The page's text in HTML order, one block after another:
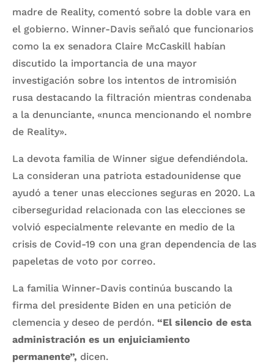
madre de Reality, comentó sobre la doble vara en
el gobierno. Winner-Davis señaló que funcionarios
como la ex senadora Claire McCaskill habían
discutido la importancia de una mayor
investigación sobre los intentos de intromisión
rusa destacando la filtración mientras condenaba
a la denunciante, «nunca mencionando el nombre
de Reality».
La devota familia de Winner sigue defendiéndola.
La consideran una patriota estadounidense que
ayudó a tener unas elecciones seguras en 2020. La
ciberseguridad relacionada con las elecciones se
volvió especialmente relevante en medio de la
crisis de Covid-19 con una gran dependencia de las
papeletas de voto por correo.
La familia Winner-Davis continúa buscando la
firma del presidente Biden en una petición de
clemencia y deseo de perdón. “El silencio de esta
administración es un enjuiciamiento
permanente”, dicen.